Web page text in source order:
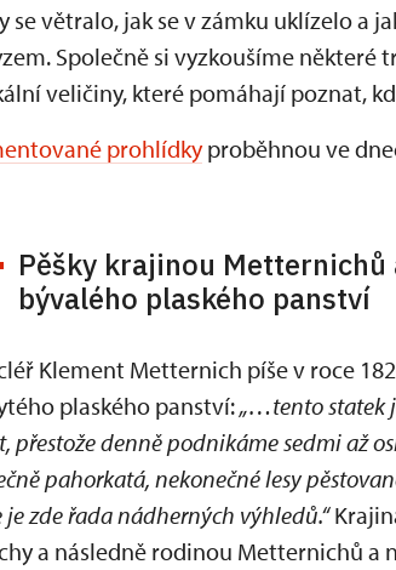
se větralo, jak se v zámku uklízelo a
Společně si vyzkoušíme
veličiny, které pomáhají poznat,
prohlídkyproběhnou ve
Pěšky krajinou
bývalého plaského panství
Klement Metternich píše v roce
plaského panství:„…tento statek
přestože denně podnikáme sedmi až
pahorkatá, nekonečné lesy
je zde řada nádherných výhledů.“
a následně rodinou Metternichů a